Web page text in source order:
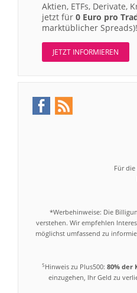
Aktien, ETFs, Derivate,
jetzt für 0 Euro pro
marktüblicher Spreads)!
JETZT INFORMIEREN
Für
*Werbehinweise: Die
verstehen. Wir empfehlen
möglichst umfassend zu
5Hinweis zu Plus500: 80% der
einzugehen, Ihr Geld zu